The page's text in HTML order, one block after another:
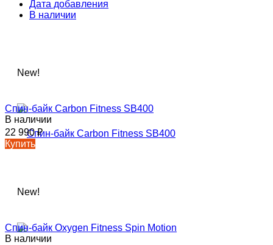
Дата добавления
В наличии
New!
Спин-байк Carbon Fitness SB400
В наличии
22 990₽
Купить
New!
Спин-байк Oxygen Fitness Spin Motion
В наличии